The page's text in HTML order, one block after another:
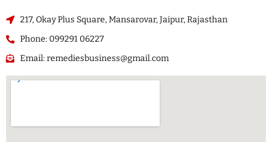
217, Okay Plus Square, Mansarovar, Jaipur, Rajasthan
Phone: 099291 06227
Email: remediesbusiness@gmail.com